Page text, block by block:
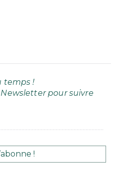
temps !
pour suivre